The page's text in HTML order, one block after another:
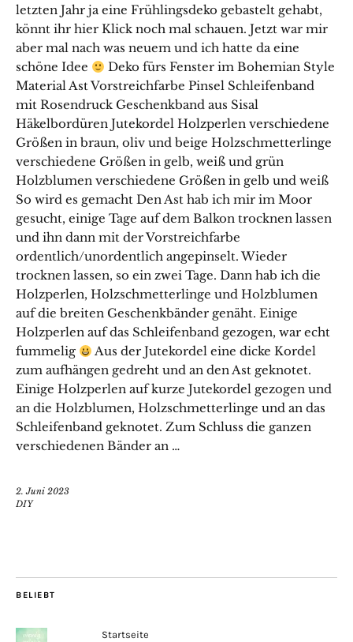
letzten Jahr ja eine Frühlingsdeko gebastelt gehabt,
könnt ihr hier Klick noch mal schauen. Jetzt war mir
aber mal nach was neuem und ich hatte da eine
schöne Idee
Deko fürs Fenster im Bohemian Style
Material Ast Vorstreichfarbe Pinsel Schleifenband
mit Rosendruck Geschenkband aus Sisal
Häkelbordüren Jutekordel Holzperlen verschiedene
Größen in braun, oliv und beige Holzschmetterlinge
verschiedene Größen in gelb, weiß und grün
Holzblumen verschiedene Größen in gelb und weiß
So wird es gemacht Den Ast hab ich mir im Moor
gesucht, einige Tage auf dem Balkon trocknen lassen
und ihn dann mit der Vorstreichfarbe
ordentlich/unordentlich angepinselt. Wieder
trocknen lassen, so ein zwei Tage. Dann hab ich die
Holzperlen, Holzschmetterlinge und Holzblumen
auf die breiten Geschenkbänder genäht. Einige
Holzperlen auf das Schleifenband gezogen, war echt
fummelig
Aus der Jutekordel eine dicke Kordel
zum aufhängen gedreht und an den Ast geknotet.
Einige Holzperlen auf kurze Jutekordel gezogen und
an die Holzblumen, Holzschmetterlinge und an das
Schleifenband geknotet. Zum Schluss die ganzen
verschiedenen Bänder an …
2. Juni 2023
DIY
BELIEBT
Startseite